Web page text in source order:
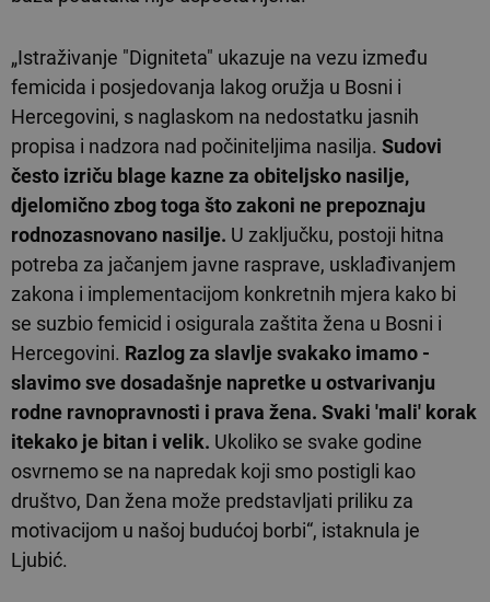
„Istraživanje "Digniteta" ukazuje na vezu između
femicida i posjedovanja lakog oružja u Bosni i
Hercegovini, s naglaskom na nedostatku jasnih
propisa i nadzora nad počiniteljima nasilja. Sudovi
često izriču blage kazne za obiteljsko nasilje,
djelomično zbog toga što zakoni ne prepoznaju
rodnozasnovano nasilje. U zaključku, postoji hitna
potreba za jačanjem javne rasprave, usklađivanjem
zakona i implementacijom konkretnih mjera kako bi
se suzbio femicid i osigurala zaštita žena u Bosni i
Hercegovini. Razlog za slavlje svakako imamo -
slavimo sve dosadašnje napretke u ostvarivanju
rodne ravnopravnosti i prava žena. Svaki 'mali' korak
itekako je bitan i velik. Ukoliko se svake godine
osvrnemo se na napredak koji smo postigli kao
društvo, Dan žena može predstavljati priliku za
motivacijom u našoj budućoj borbi“, istaknula je
Ljubić.